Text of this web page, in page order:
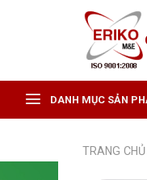
DANH MỤC SẢN
TRANG CHỦ